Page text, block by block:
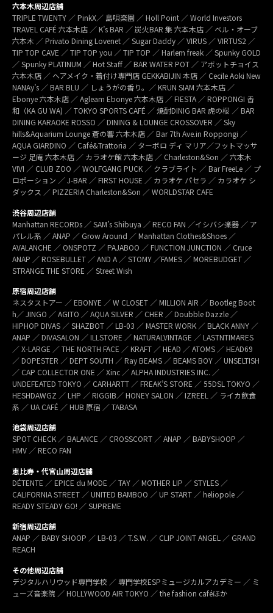
六本木周辺店舗
TRIPLE TWENTY ／ PinkX／ 島唄楽園 ／ Holl Point ／ World Investors
TRAVEL CAFÉ 六本木店 ／ K’s BAR ／ 炭火BAR 集 六本木店 ／ ベル・オーブ
六本木 ／ Privato Dining Lovenet ／ Sugar Daddy ／ VIRUS ／ VIRTUS2 ／
TIP TOP CAVE ／ TIP TOP you ／ TIP TOP ／ Harlem freak ／ Spunky GOLD
／ Spunky PLATINUM ／ Hot Staff ／ BAR WATER POT ／ アボットチョイス
六本木店 ／ ヘアメイク・着付け専門店 GEKKABIJIN 本店 ／ Cecile Aoki New
NANAy’s ／ BAR BLU ／ しょうがの香り。／ KRUN SIAM 六本木店 ／
Ebonye 六本木店 ／ Agleam Ebonye 六本木店 ／ FIESTA ／ ROPPONGI 香
和（KA GU WA) ／ TOKYO SPORTS CAFÉ ／ 焼酎DINIG BAR 虎の桜 ／ BAR
DINING KARAOKE ROSSO ／ DINING & LOUNGE CROSSOVER ／ Sky
hills&Aquarium Lounge 蒼の響 六本木店 ／ Bar 7th Ave.in Roppongi ／
AQUA GIARDINO ／ Café&Trattoria ／ ターボロ ディ マリア／フットマッサ
ージ 足庵 六本木店 ／ カラオケ館 六本木店 ／ Charleston&Son ／ 六本木
VIVI ／ CLUB ZOO ／ WOLFGANG PUCK ／ クラブライト ／ Bar FreeLe ／ プ
ロポーション ／ J-BAR ／ FIRST HOUSE ／ カラオケ パセラ ／ カラオケ シ
ダックス ／ PIZZERIA Charleston&Son ／ WORLDSTAR CAFE
渋谷周辺店舗
Manhattan RECORDs ／ SAM’s Shibuya ／ RECO FAN ／イシバシ楽器 ／ ア
パレル系 ／ ANAP ／ Grow Around ／ Manhattan Clothes&Shoes ／
AVALANCHE ／ ONSPOTZ ／ PAJABOO ／ FUNCTION JUNCTION ／ Cruce
ANAP ／ ROSEBULLET ／ AND A ／ STOMY ／FAMES ／ MOREBUDGET ／
STRANGE THE STORE ／ Street Wish
原宿周辺店舗
ネスタストアー ／ EBONYE ／ W CLOSET ／ MILLION AIR ／ Bootleg Boot
h／ JINGO ／ AGITO ／ AQUA SILVER ／ CHER ／ Doubble Dazzle ／
HIPHOP DIVAS ／ SHAZBOT ／ LB-03 ／ MASTER WORK ／ BLACK ANNY ／
ANAP ／ DIVASALON ／ ILLSTORE ／ NATURALVINTAGE ／ LASTNTIMARES
／ X-LARGE ／ THE NORTH FACE ／ KRAFT ／ HEAD ／ ATOMS ／ HEAD69
／ DOPESTER ／ DEPT SOUTH ／ Ray BEAMS ／ BEAMS BOY ／ UNSELTISH
／ CAP COLLECTOR ONE ／ Xinc ／ ALPHA INDUSTRIES INC. ／
UNDEFEATED TOKYO ／ CARHARTT ／ FREAK’S STORE ／ 55DSL TOKYO ／
HESHDAWGZ ／ LHP ／ RIGGIB／ HONEY SALON ／ IZREEL ／ ライカ飲食
系 ／ UA CAFÉ ／ HUB 原宿 ／ TABASA
池袋周辺店舗
SPOT CHECK ／ BALANCE ／ CROSSCORT ／ ANAP ／ BABYSHOOP ／
HMV ／ RECO FAN
恵比寿・代官山周辺店舗
DÉTENTE ／ EPICE du MODE ／ TAY ／ MOTHER LIP ／ STYLES ／
CALIFORNIA STREET ／ UNITED BAMBOO ／ UP START ／ heliopole ／
READY STEADY GO! ／ SUPREME
新宿周辺店舗
ANAP ／ BABY SHOOP ／ LB-03 ／ T.S.W. ／ CLIP JOINT ANGEL ／ GRAND
REACH
その他周辺店舗
デジタルハリウッド専門学校 ／ 専門学校ESPミュージカルアカデミー ／ ミ
ューズ音楽院 ／ HOLLYWOOD AIR TOKYO ／ the fashion caféほか